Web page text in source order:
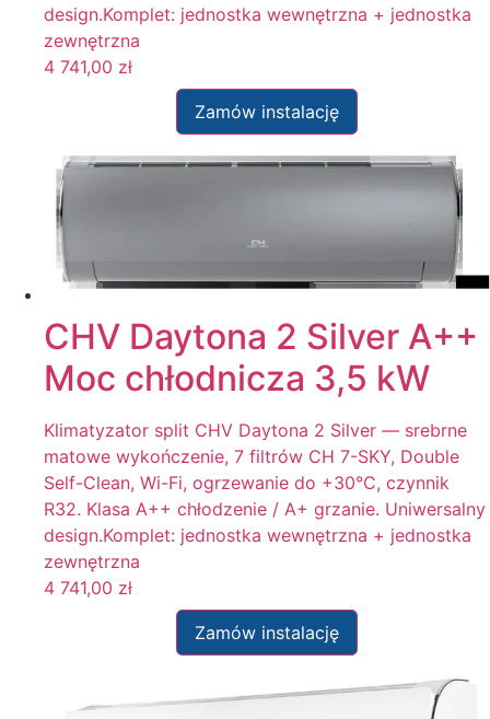
design.Komplet: jednostka wewnętrzna + jednostka
zewnętrzna
4 741,00 zł
Zamów instalację
CHV Daytona 2 Silver A++
Moc chłodnicza 3,5 kW
Klimatyzator split CHV Daytona 2 Silver — srebrne
matowe wykończenie, 7 filtrów CH 7-SKY, Double
Self-Clean, Wi-Fi, ogrzewanie do +30°C, czynnik
R32. Klasa A++ chłodzenie / A+ grzanie. Uniwersalny
design.Komplet: jednostka wewnętrzna + jednostka
zewnętrzna
4 741,00 zł
Zamów instalację